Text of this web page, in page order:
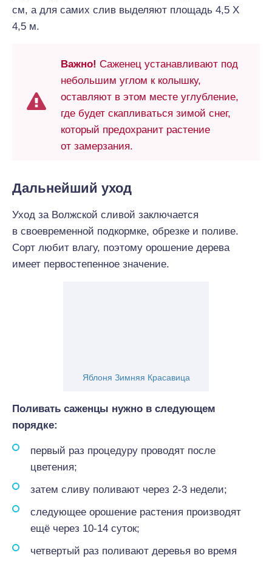
см, а для самих слив выделяют площадь 4,5 Х
4,5 м.
Важно! Саженец устанавливают под
небольшим углом к колышку,
оставляют в этом месте углубление,
где будет скапливаться зимой снег,
который предохранит растение
от замерзания.
Дальнейший уход
Уход за Волжской сливой заключается
в своевременной подкормке, обрезке и поливе.
Сорт любит влагу, поэтому орошение дерева
имеет первостепенное значение.
Яблоня Зимняя Красавица
Поливать саженцы нужно в следующем
порядке:
первый раз процедуру проводят после
цветения;
затем сливу поливают через 2-3 недели;
следующее орошение растения производят
ещё через 10-14 суток;
четвертый раз поливают деревья во время